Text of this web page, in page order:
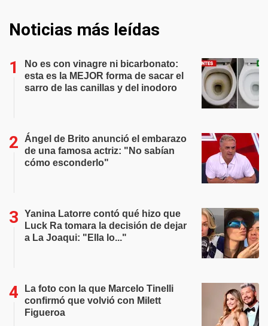
Noticias más leídas
No es con vinagre ni bicarbonato:
esta es la MEJOR forma de sacar el
sarro de las canillas y del inodoro
Ángel de Brito anunció el embarazo
de una famosa actriz: "No sabían
cómo esconderlo"
Yanina Latorre contó qué hizo que
Luck Ra tomara la decisión de dejar
a La Joaqui: "Ella lo..."
La foto con la que Marcelo Tinelli
confirmó que volvió con Milett
Figueroa